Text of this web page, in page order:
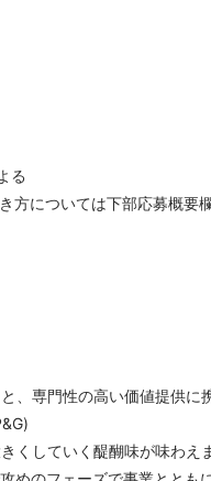
る
方については下部応募概要
、専門性の高い価値提供に
くしていく醍醐味が味わえ